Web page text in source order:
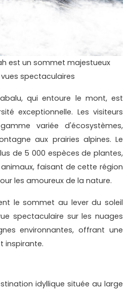
est un sommet majestueux
spectaculaires
qui entoure le mont, est
exceptionnelle. Les visiteurs
variée d'écosystèmes,
aux prairies alpines. Le
de 5 000 espèces de plantes,
faisant de cette région
les amoureux de la nature.
le sommet au lever du soleil
spectaculaire sur les nuages
environnantes, offrant une
inspirante.
idyllique située au large